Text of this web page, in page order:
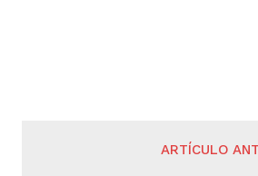
ARTÍCULO